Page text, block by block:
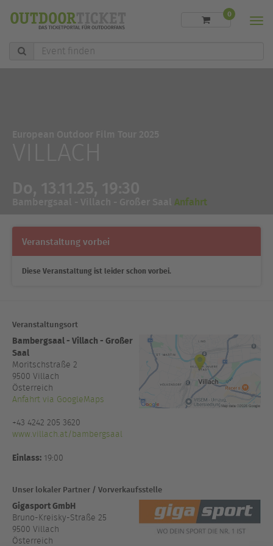
Event
finden
0
Anfahrt
Veranstaltung vorbei
Diese Veranstaltung ist leider schon vorbei.
Veranstaltungsort
Bambergsaal - Villach - Großer
Saal
Moritschstraße 2
9500 Villach
Österreich
Anfahrt via GoogleMaps
+43 4242 205 3620
www.villach.at/bambergsaal
Einlass: 19:00
Unser lokaler Partner / Vorverkaufsstelle
Gigasport GmbH
Bruno-Kreisky-Straße 25
9500 Villach
Österreich